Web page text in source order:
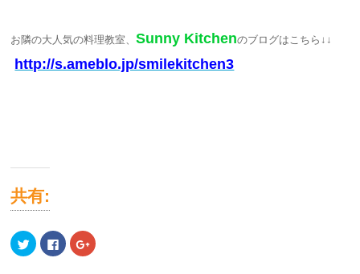
お隣の大人気の料理教室、Sunny Kitchenのブログはこちら↓↓
http://s.ameblo.jp/smilekitchen3
共有:
ク
リ
Facebook
で
ク
リ